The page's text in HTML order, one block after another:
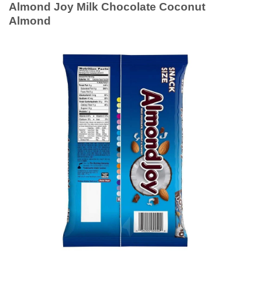
Almond Joy Milk Chocolate Coconut
Almond